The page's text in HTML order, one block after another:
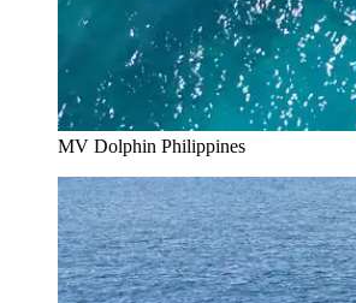
MV Dolphin Philippines